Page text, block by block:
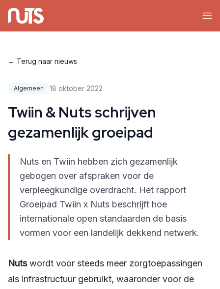
← Terug naar nieuws
Algemeen 18 oktober 2022
Twiin & Nuts schrijven
gezamenlijk groeipad
Nuts en Twiin hebben zich gezamenlijk
gebogen over afspraken voor de
verpleegkundige overdracht. Het rapport
Groeipad Twiin x Nuts beschrijft hoe
internationale open standaarden de basis
vormen voor een landelijk dekkend netwerk.
Nutswordt voor steeds meer zorgtoepassingen
als infrastructuur gebruikt, waaronder voor de